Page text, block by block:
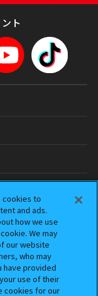
ト
cookies to
and ads.
how we use
We may
our website
who may
have provided
use of their
cookies for our